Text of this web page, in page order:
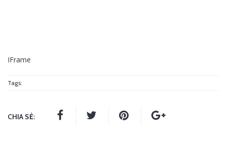
IFrame
Tags:
CHIA SẺ: